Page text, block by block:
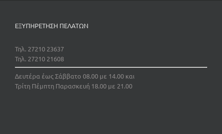
ΕΞΥΠΗΡΕΤΗΣΗ ΠΕΛΑΤΩΝ
Τηλ. 27210 23637
Τηλ. 27210 21608
Δευτέρα έως Σάββατο 08.00 με 14.00 και
Τρίτη Πέμπτη Παρασκευή 18.00 με 21.00